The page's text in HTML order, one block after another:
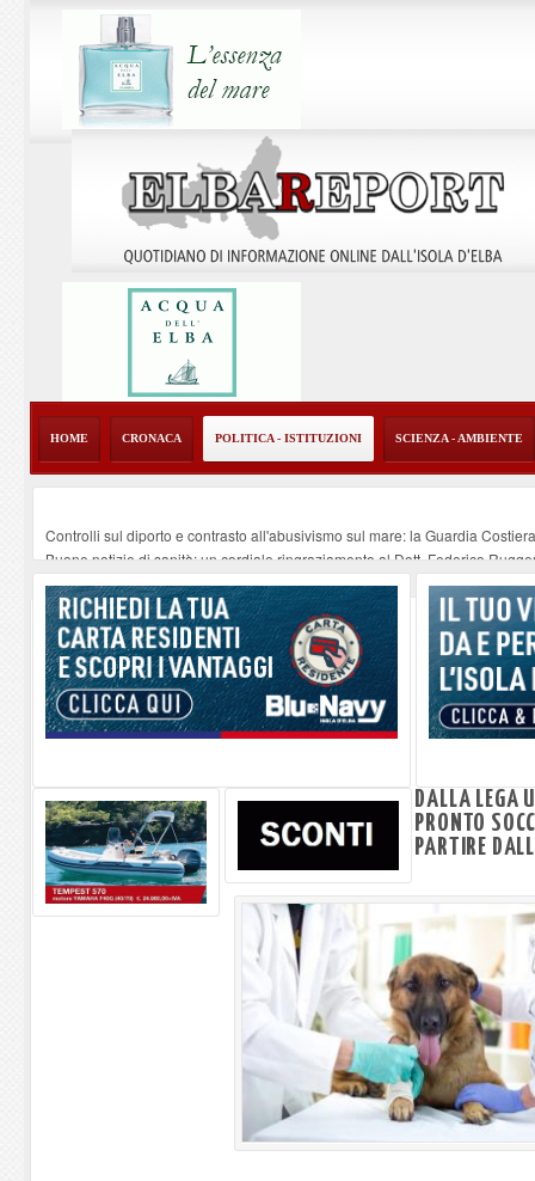
HOME CRONACA POLITICA - ISTITUZIONI SCIENZA - AMBIENTE
Controlli sul diporto e contrasto all'abusivismo sul mare: la Guardia
Buone notizie di sanità: un cordiale ringraziamento al Dott. Federico
Altiero Spinelli e Ursula Hirschmann all'Elba: riaffiora una testimonianza
Capoliveri, potenziata la pulizia dei bordi stradali -07-08-2026
Marina di Campo tra i porti interessati dal nuovo piano dell'Autorità
DALLA LEGA
PRONTO
PARTIRE